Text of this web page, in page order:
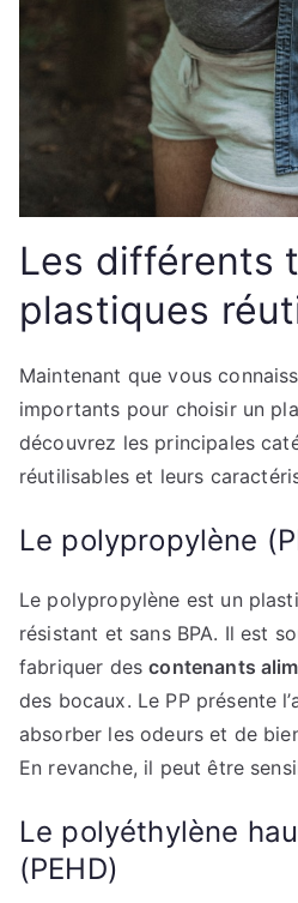
Les différents
plastiques
Maintenant que vous
importants pour choisir un
découvrez les principales
réutilisables et leurs
Le polypropylène
Le polypropylène est un
résistant et sans BPA. Il est
fabriquer descontenants
des bocaux. Le PP présente
absorber les odeurs et de
En revanche, il peut être
Le polyéthylène
(PEHD)